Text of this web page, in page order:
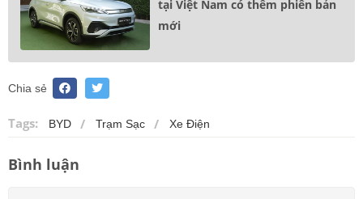
tại Việt Nam có thêm phiên bản
mới
Chia sẻ
Tags: BYD Trạm Sạc Xe Điện
Bình luận